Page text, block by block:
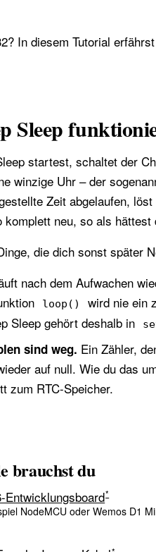
In diesem Tutorial
Sleep
startest, schaltet der
winzige Uhr – der
Zeit abgelaufen,
komplett neu, so als
die dich sonst später
nach dem Aufwachen
loop()
wird nie ein
Sleep gehört deshalb in
sind weg. Ein Zähler,
auf null. Wie du das
zum RTC-Speicher.
brauchst du
Entwicklungsboard
NodeMCU oder Wemos D1